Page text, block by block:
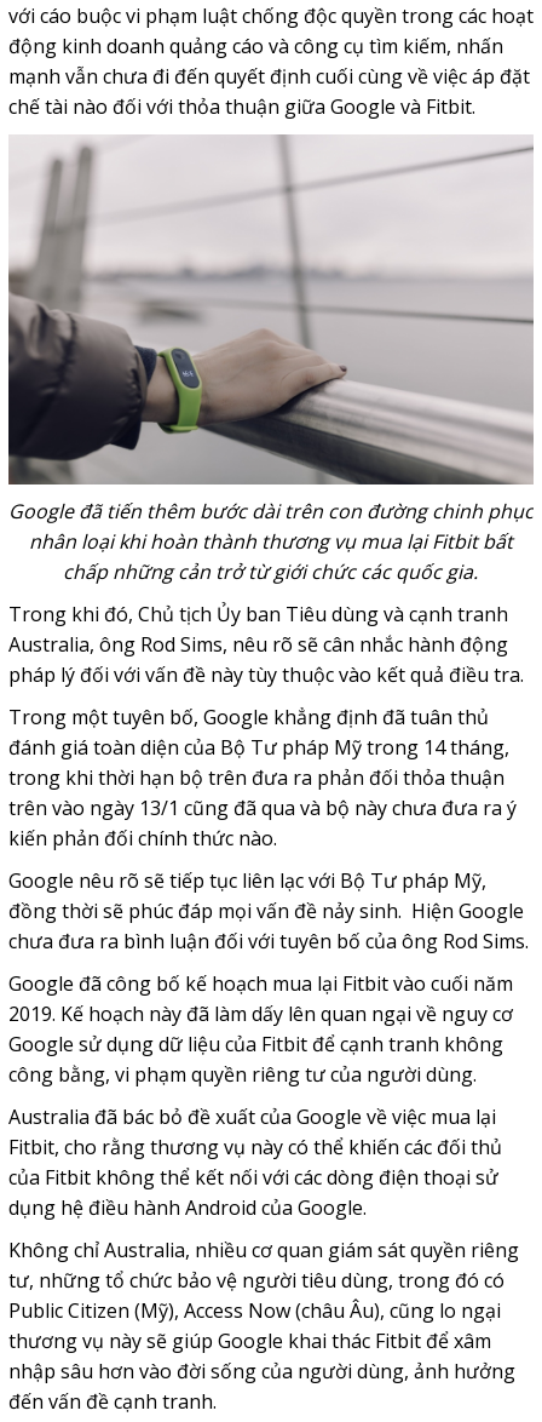
với cáo buộc vi phạm luật chống độc quyền trong các hoạt
động kinh doanh quảng cáo và công cụ tìm kiếm, nhấn
mạnh vẫn chưa đi đến quyết định cuối cùng về việc áp đặt
chế tài nào đối với thỏa thuận giữa Google và Fitbit.
Google đã tiến thêm bước dài trên con đường chinh phục
nhân loại khi hoàn thành thương vụ mua lại Fitbit bất
chấp những cản trở từ giới chức các quốc gia.
Trong khi đó, Chủ tịch Ủy ban Tiêu dùng và cạnh tranh
Australia, ông Rod Sims, nêu rõ sẽ cân nhắc hành động
pháp lý đối với vấn đề này tùy thuộc vào kết quả điều tra.
Trong một tuyên bố, Google khẳng định đã tuân thủ
đánh giá toàn diện của Bộ Tư pháp Mỹ trong 14 tháng,
trong khi thời hạn bộ trên đưa ra phản đối thỏa thuận
trên vào ngày 13/1 cũng đã qua và bộ này chưa đưa ra ý
kiến phản đối chính thức nào.
Google nêu rõ sẽ tiếp tục liên lạc với Bộ Tư pháp Mỹ,
đồng thời sẽ phúc đáp mọi vấn đề nảy sinh. Hiện Google
chưa đưa ra bình luận đối với tuyên bố của ông Rod Sims.
Google đã công bố kế hoạch mua lại Fitbit vào cuối năm
2019. Kế hoạch này đã làm dấy lên quan ngại về nguy cơ
Google sử dụng dữ liệu của Fitbit để cạnh tranh không
công bằng, vi phạm quyền riêng tư của người dùng.
Australia đã bác bỏ đề xuất của Google về việc mua lại
Fitbit, cho rằng thương vụ này có thể khiến các đối thủ
của Fitbit không thể kết nối với các dòng điện thoại sử
dụng hệ điều hành Android của Google.
Không chỉ Australia, nhiều cơ quan giám sát quyền riêng
tư, những tổ chức bảo vệ người tiêu dùng, trong đó có
Public Citizen (Mỹ), Access Now (châu Âu), cũng lo ngại
thương vụ này sẽ giúp Google khai thác Fitbit để xâm
nhập sâu hơn vào đời sống của người dùng, ảnh hưởng
đến vấn đề cạnh tranh.